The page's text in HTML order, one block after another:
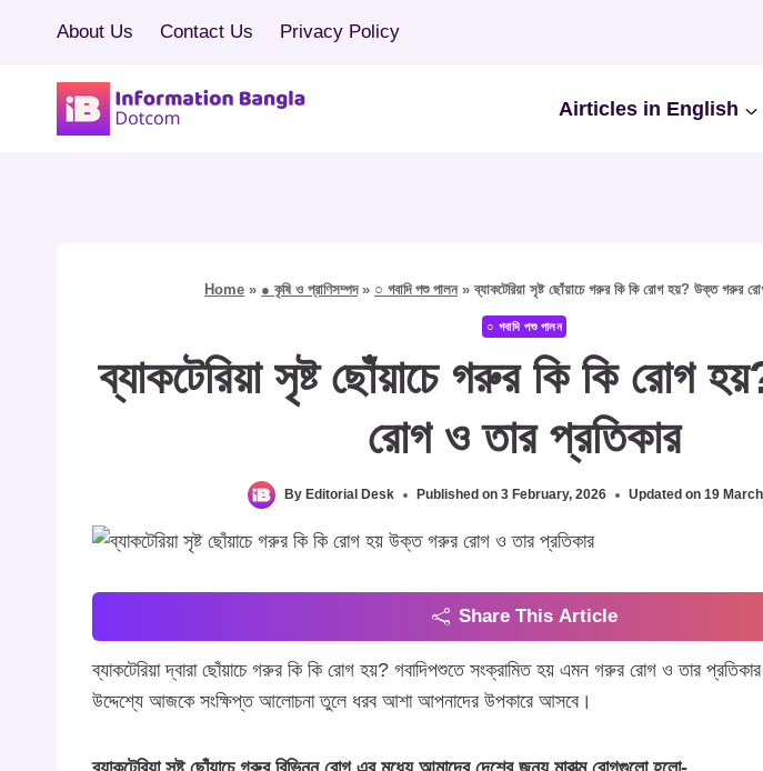
content
About Us Contact Us Privacy Policy
Airticles in English
Home » ● কৃষি ও প্রাণিসম্পদ» ○ গবাদি পশু পালন»ব্যাকটেরিয়া সৃষ্ট ছোঁয়াচে গরুর কি কি রোগ হয়? উক্ত গরুর
○ গবাদি পশু পালন
ব্যাকটেরিয়া সৃষ্ট ছোঁয়াচে গরুর কি কি রোগ
রোগ ও তার প্রতিকার
By Editorial Desk Published on 3 February, 2026 Updated on 19
Share This Article
ব্যাকটেরিয়া দ্বারা ছোঁয়াচে গরুর কি কি রোগ হয়? গবাদিপশুতে সংক্রামিত হয় এমন গরুর রোগ ও তার প্রতিকার
উদ্দেশ্যে আজকে সংক্ষিপ্ত আলোচনা তুলে ধরব আশা আপনাদের উপকারে আসবে।